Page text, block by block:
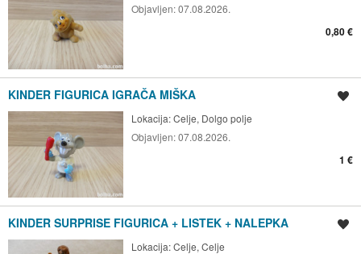
Objavljen:07.08.2026.
0,80 €
KINDER FIGURICA IGRAČA MIŠKA
Lokacija:Celje, Dolgo polje
Objavljen:07.08.2026.
1 €
KINDER SURPRISE FIGURICA + LISTEK + NALEPKA
Lokacija:Celje, Celje